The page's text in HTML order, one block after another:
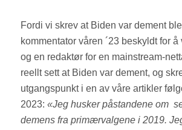
Fordi vi skrev at Biden var dement
kommentator våren ´23 beskyldt for
og en redaktør for en mainstream-
reellt sett at Biden var dement, og
utgangspunkt i en av våre artikler
2023:«Jeg husker påstandene om
demens fra primærvalgene i 2019.